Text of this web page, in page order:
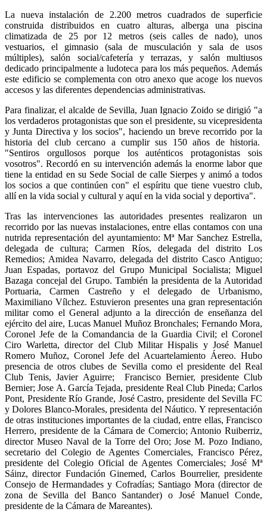
La nueva instalación de 2.200 metros cuadrados de superficie
construida distribuidos en cuatro alturas, alberga una piscina
climatizada de 25 por 12 metros (seis calles de nado), unos
vestuarios, el gimnasio (sala de musculación y sala de usos
múltiples), salón social/cafetería y terrazas, y salón multiusos
dedicado principalmente a ludoteca para los más pequeños. Además
este edificio se complementa con otro anexo que acoge los nuevos
accesos y las diferentes dependencias administrativas.
Para finalizar, el alcalde de Sevilla, Juan Ignacio Zoido se dirigió "a
los verdaderos protagonistas que son el presidente, su vicepresidenta
y Junta Directiva y los socios", haciendo un breve recorrido por la
historia del club cercano a cumplir sus 150 años de historia.
"Sentiros orgullosos porque los auténticos protagonistas sois
vosotros". Recordó en su intervención además la enorme labor que
tiene la entidad en su Sede Social de calle Sierpes y animó a todos
los socios a que continúen con" el espíritu que tiene vuestro club,
allí en la vida social y cultural y aquí en la vida social y deportiva".
Tras las intervenciones las autoridades presentes realizaron un
recorrido por las nuevas instalaciones, entre ellas contamos con una
nutrida representación del ayuntamiento: Mª Mar Sanchez Estrella,
delegada de cultura; Carmen Ríos, delegada del distrito Los
Remedios; Amidea Navarro, delegada del distrito Casco Antiguo;
Juan Espadas, portavoz del Grupo Municipal Socialista; Miguel
Bazaga concejal del Grupo. También la presidenta de la Autoridad
Portuaria, Carmen Castreño y el delegado de Urbanismo,
Maximiliano Vílchez. Estuvieron presentes una gran representación
militar como el General adjunto a la dirección de enseñanza del
ejército del aire, Lucas Manuel Muñoz Bronchales; Fernando Mora,
Coronel Jefe de la Comandancia de la Guardia Civil; el Coronel
Ciro Warletta, director del Club Militar Hispalis y José Manuel
Romero Muñoz, Coronel Jefe del Acuartelamiento Áereo. Hubo
presencia de otros clubes de Sevilla como el presidente del Real
Club Tenis, Javier Aguirre; Francisco Bernier, presidente Club
Bernier; Jose A. García Tejada, presidente Real Club Pineda; Carlos
Pont, Presidente Río Grande, José Castro, presidente del Sevilla FC
y Dolores Blanco-Morales, presidenta del Náutico. Y representación
de otras instituciones importantes de la ciudad, entre ellas, Francisco
Herrero, presidente de la Cámara de Comercio; Antonio Ruiberriz,
director Museo Naval de la Torre del Oro; Jose M. Pozo Indiano,
secretario del Colegio de Agentes Comerciales, Francisco Pérez,
presidente del Colegio Oficial de Agentes Comerciales; José Mª
Sáinz, director Fundación Ginemed, Carlos Bourrelier, presidente
Consejo de Hermandades y Cofradías; Santiago Mora (director de
zona de Sevilla del Banco Santander) o José Manuel Conde,
presidente de la Cámara de Mareantes).